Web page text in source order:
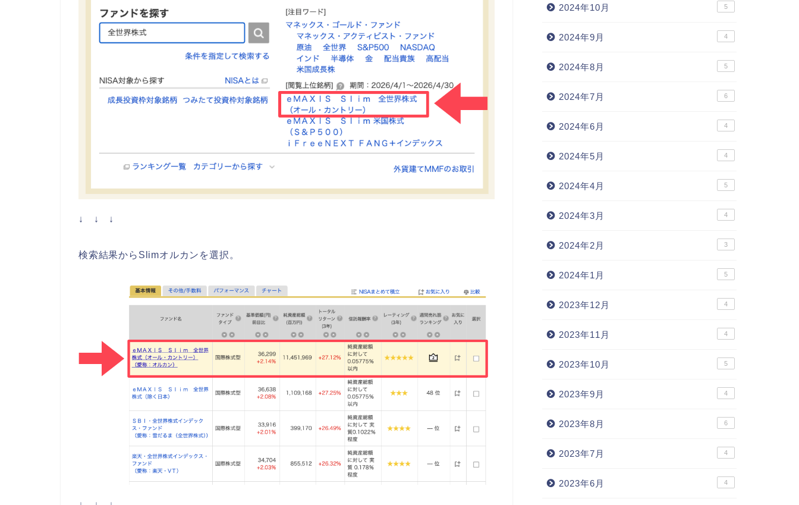
↓ ↓ ↓
検索結果からSlimオルカンを選択。
2024年10月 5
2024年9月 4
2024年8月 5
2024年7月 6
2024年6月 4
2024年5月 4
2024年4月 5
2024年3月 4
2024年2月 3
2024年1月 5
2023年12月 4
2023年11月 4
2023年10月 5
2023年9月 4
2023年8月 6
2023年7月 4
2023年6月 4